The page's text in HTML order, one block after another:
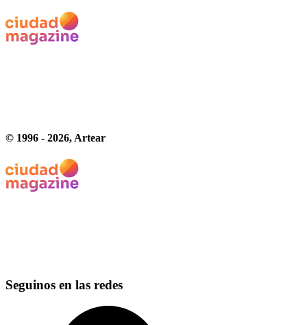
© 1996 - 2026, Artear
Seguinos en las redes